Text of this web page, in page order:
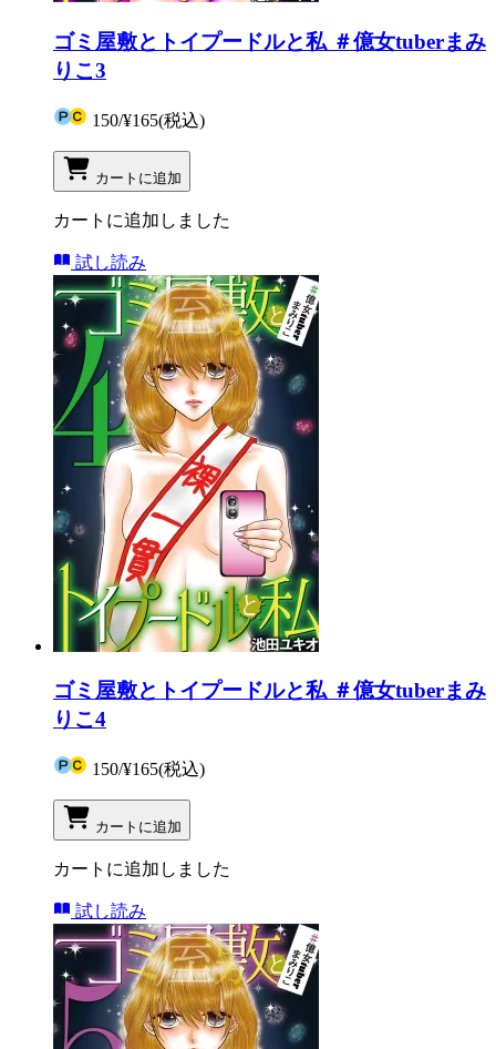
ゴミ屋敷とトイプードルと私 ＃億女tuberまみ
りこ3
150/¥165(税込)
カートに追加
カートに追加しました
試し読み
ゴミ屋敷とトイプードルと私 ＃億女tuberまみ
りこ4
150/¥165(税込)
カートに追加
カートに追加しました
試し読み